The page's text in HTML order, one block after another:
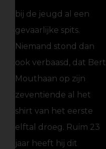
bij de jeugd al een
gevaarlijke spits.
Niemand stond dan
ook verbaasd, dat Bert
Mouthaan op zijn
zeventiende al het
shirt van het eerste
elftal droeg. Ruim 23
jaar heeft hij dit